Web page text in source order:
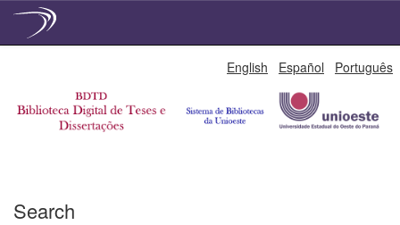
English Español Português
Search